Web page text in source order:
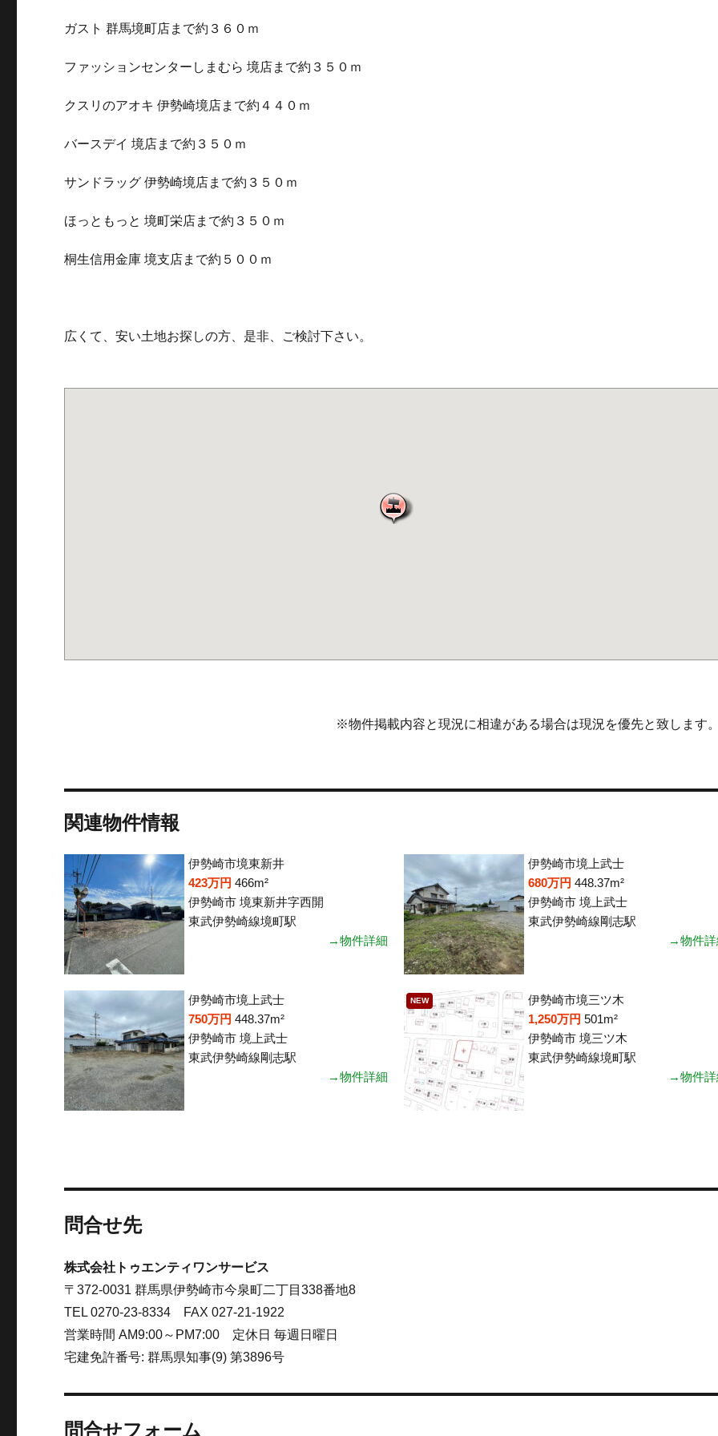
ガスト 群馬境町店まで約３６０ｍ
ファッションセンターしまむら 境店まで約３５０ｍ
クスリのアオキ 伊勢崎境店まで約４４０ｍ
バースデイ 境店まで約３５０ｍ
サンドラッグ 伊勢崎境店まで約３５０ｍ
ほっともっと 境町栄店まで約３５０ｍ
桐生信用金庫 境支店まで約５００ｍ
広くて、安い土地お探しの方、是非、ご検討下さい。
※物件掲載内容と現況に相違がある場合は現況を優先と致します。
関連物件情報
伊勢崎市境東新井
423万円466m²
伊勢崎市 境東新井字西開
東武伊勢崎線境町駅
→物件詳細
伊勢崎市境上武士
680万円448.37m²
伊勢崎市 境上武士
東武伊勢崎線剛志駅
→物件詳
伊勢崎市境上武士
750万円448.37m²
伊勢崎市 境上武士
東武伊勢崎線剛志駅
→物件詳細
NEW
伊勢崎市境三ツ木
1,250万円501m²
伊勢崎市 境三ツ木
東武伊勢崎線境町駅
→物件詳
問合せ先
株式会社トゥエンティワンサービス
〒372-0031 群馬県伊勢崎市今泉町二丁目338番地8
TEL 0270-23-8334 FAX 027-21-1922
営業時間 AM9:00～PM7:00 定休日 毎週日曜日
宅建免許番号: 群馬県知事(9) 第3896号
問合せフォーム